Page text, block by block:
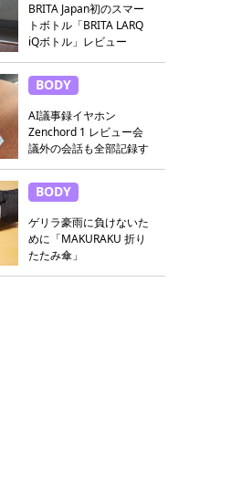
BRITA Japan初のスマー
トボトル「BRITA LARQ
iQボトル」レビュー
BODY
AI議事録イヤホン
Zenchord 1 レビュー会
議外の会話も全部記録す
BODY
ゲリラ豪雨に負けないた
めに「MAKURAKU 折り
たたみ傘」